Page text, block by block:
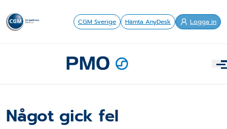
CGM Sverige Hämta AnyDesk Logga in
Något gick fel